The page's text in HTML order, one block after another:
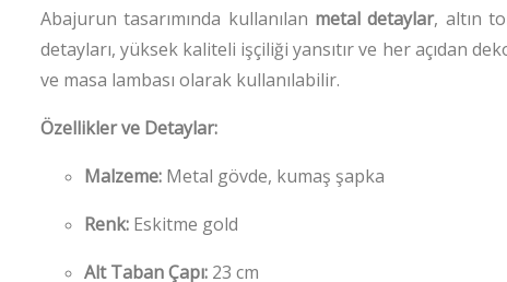
Abajurun tasarımında kullanılan metal detaylar, altın
detayları, yüksek kaliteli işçiliği yansıtır ve her açıdan
ve masa lambası olarak kullanılabilir.
Özellikler ve Detaylar:
Malzeme: Metal gövde, kumaş şapka
Renk: Eskitme gold
Alt Taban Çapı: 23 cm